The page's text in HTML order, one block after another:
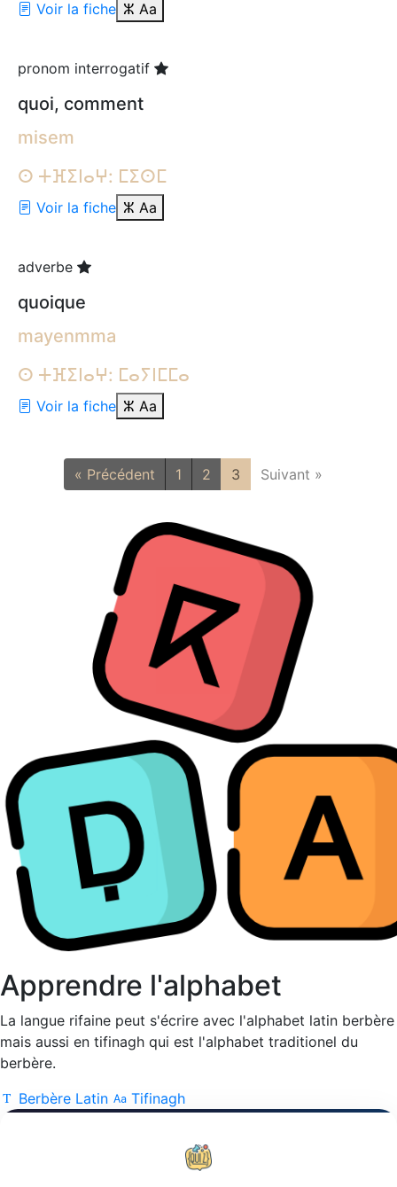
Voir la fiche ⵣ Aa
pronom interrogatif
quoi, comment
misem
ⵙ ⵜⴼⵉⵏⴰⵖ: ⵎⵉⵙⵎ
Voir la fiche ⵣ Aa
adverbe
quoique
mayenmma
ⵙ ⵜⴼⵉⵏⴰⵖ: ⵎⴰⵢⵏⵎⵎⴰ
Voir la fiche ⵣ Aa
« Précédent 1 2 3 Suivant »
Apprendre l'alphabet
La langue rifaine peut s'écrire avec l'alphabet latin berbère
mais aussi en tifinagh qui est l'alphabet traditionel du
berbère.
Berbère Latin
Tifinagh